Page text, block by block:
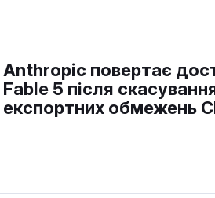
Anthropic повертає
Fable 5 після
експортних обмежень